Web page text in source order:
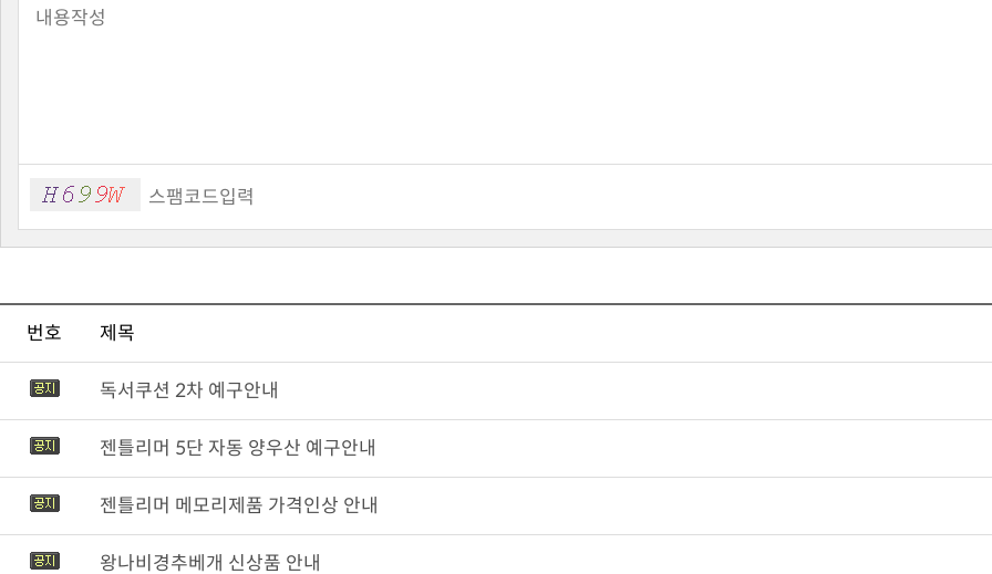
번호 제목
독서쿠션 2차 예구안내
젠틀리머 5단 자동 양우산 예구안내
젠틀리머 메모리제품 가격인상 안내
왕나비경추베개 신상품 안내